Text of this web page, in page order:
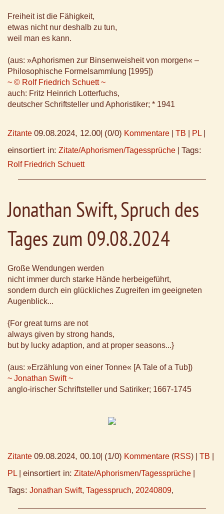
Freiheit ist die Fähigkeit,
etwas nicht nur deshalb zu tun,
weil man es kann.
(aus: »Aphorismen zur Binsenweisheit von morgen« –
Philosophische Formelsammlung [1995])
~ © Rolf Friedrich Schuett ~
auch: Fritz Heinrich Lotterfuchs,
deutscher Schriftsteller und Aphoristiker; * 1941
Zitante 09.08.2024, 12.00 (0/0) Kommentare TB PL
einsortiert in: Zitate/Aphorismen/Tagessprüche Tags:
Rolf Friedrich Schuett
Jonathan Swift, Spruch des
Tages zum 09.08.2024
Große Wendungen werden
nicht immer durch starke Hände herbeigeführt,
sondern durch ein glückliches Zugreifen im geeigneten
Augenblick...
{For great turns are not
always given by strong hands,
but by lucky adaption, and at proper seasons...}
(aus: »Erzählung von einer Tonne« [A Tale of a Tub])
~ Jonathan Swift ~
anglo-irischer Schriftsteller und Satiriker; 1667-1745
Zitante 09.08.2024, 00.10 (1/0) Kommentare (RSS) | TB
PL
einsortiert in: Zitate/Aphorismen/Tagessprüche
Tags: Jonathan Swift, Tagesspruch, 20240809,